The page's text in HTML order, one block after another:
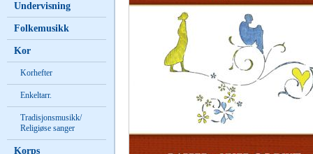
Undervisning
Folkemusikk
Kor
Korhefter
Enkeltarr.
Tradisjonsmusikk/
Religiøse sanger
Korps